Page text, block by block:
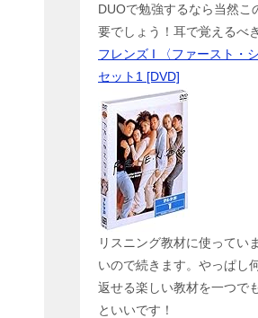
DUOで勉強するなら当然こ
要でしょう！耳で覚えるべ
フレンズ I 〈ファースト・シ
セット1 [DVD]
リスニング教材に使ってい
いので続きます。やっぱし
返せる楽しい教材を一つで
といいです！